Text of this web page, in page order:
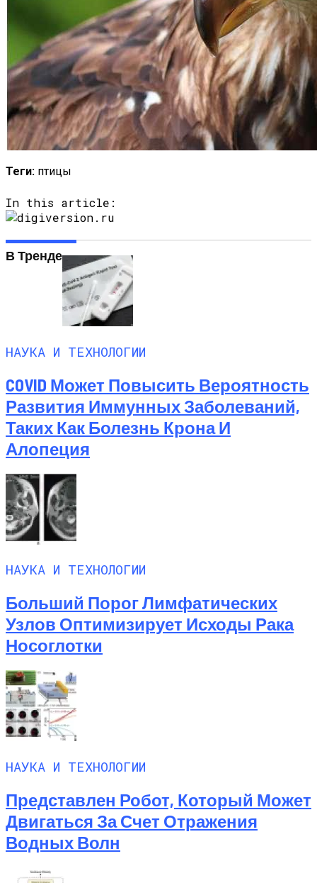
Теги: птицы
In this article:
В Тренде
НАУКА И ТЕХНОЛОГИИ
COVID Может Повысить Вероятность
Развития Иммунных Заболеваний,
Таких Как Болезнь Крона И
Алопеция
НАУКА И ТЕХНОЛОГИИ
Больший Порог Лимфатических
Узлов Оптимизирует Исходы Рака
Носоглотки
НАУКА И ТЕХНОЛОГИИ
Представлен Робот, Который Может
Двигаться За Счет Отражения
Водных Волн